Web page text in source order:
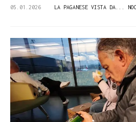
05.01.2026 LA PAGANESE VISTA DA...